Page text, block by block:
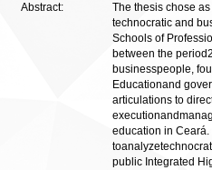
Abstract:
The thesis chose
technocratic and
Schools of
between the
businesspeople,
Educationand
articulations to
education in
public Integrated